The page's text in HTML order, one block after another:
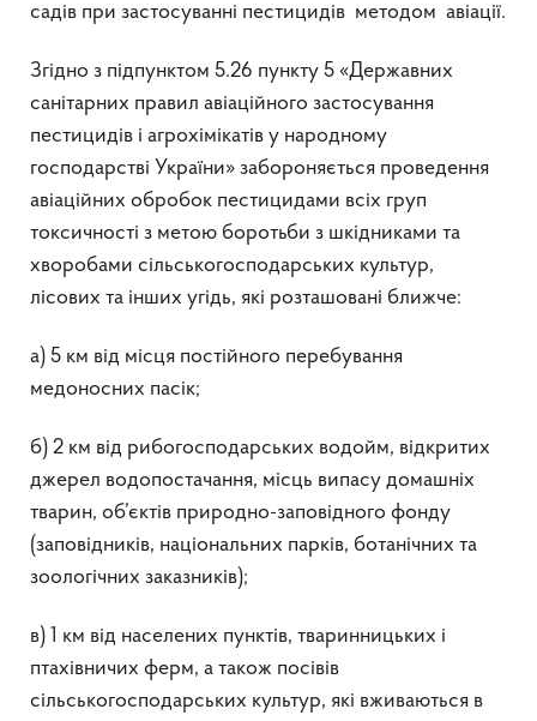
садів при застосуванні пестицидів методом авіації.
Згідно з підпунктом 5.26 пункту 5 «Державних
санітарних правил авіаційного застосування
пестицидів і агрохімікатів у народному
господарстві України» забороняється проведення
авіаційних обробок пестицидами всіх груп
токсичності з метою боротьби з шкідниками та
хворобами сільськогосподарських культур,
лісових та інших угідь, які розташовані ближче:
а) 5 км від місця постійного перебування
медоносних пасік;
б) 2 км від рибогосподарських водойм, відкритих
джерел водопостачання, місць випасу домашніх
тварин, об’єктів природно-заповідного фонду
(заповідників, національних парків, ботанічних та
зоологічних заказників);
в) 1 км від населених пунктів, тваринницьких і
птахівничих ферм, а також посівів
сільськогосподарських культур, які вживаються в